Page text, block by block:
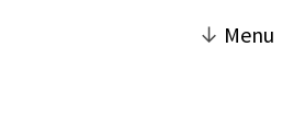
↓ Menu